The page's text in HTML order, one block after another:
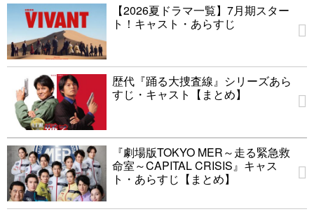
【2026夏ドラマ一覧】7月期スター
ト！キャスト・あらすじ
歴代『踊る大捜査線』シリーズあら
すじ・キャスト【まとめ】
『劇場版TOKYO MER～走る緊急救
命室～CAPITAL CRISIS』キャス
ト・あらすじ【まとめ】